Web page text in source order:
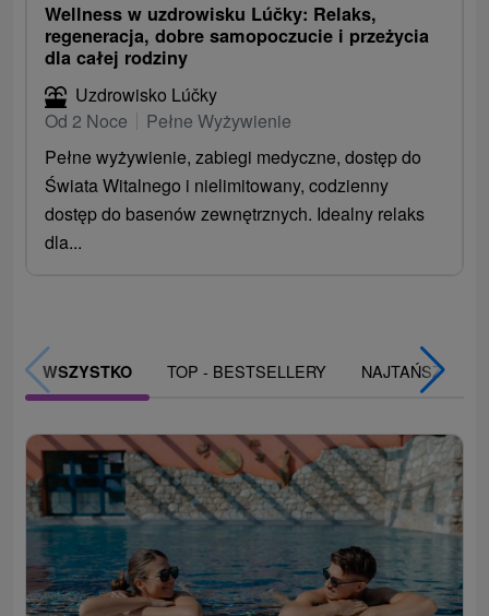
Wellness w uzdrowisku Lúčky: Relaks,
regeneracja, dobre samopoczucie i przeżycia
dla całej rodziny
Uzdrowisko Lúčky
Od 2 Noce
Pełne Wyżywienie
Pełne wyżywienie, zabiegi medyczne, dostęp do
Świata Witalnego i nielimitowany, codzienny
dostęp do basenów zewnętrznych. Idealny relaks
dla...
WSZYSTKO TOP - BESTSELLERY NAJTAŃSZE